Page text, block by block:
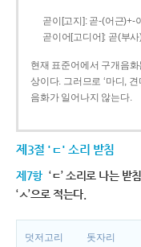
곧이[고지]: 곧-­(어근)+­-
곧이어[고디어]: 곧(부
현재 표준어에서 구개음
상이다. 그러므로 ‘마디,
음화가 일어나지 않는다.
제3절 'ㄷ' 소리 받침
제7항 ‘ㄷ’ 소리로 나는 받
‘ㅅ’으로 적는다.
덧저고리 돗자리